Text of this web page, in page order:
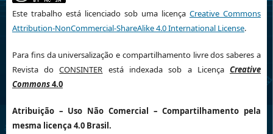
Este trabalho está licenciado sob uma licençaCreative Commons
Attribution-NonCommercial-ShareAlike 4.0 International License.
Para fins da universalização e compartilhamento livre dos saberes a
Revista doCONSINTER está indexada sob a LicençaCreative
Commons4.0
Atribuição – Uso Não Comercial – Compartilhamento pela
mesma licença 4.0 Brasil.